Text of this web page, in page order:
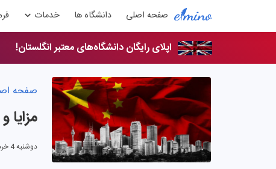
صفحه اصلی دانشگاه ها خدمات
اپلای رایگان دانشگاه‌های معتبر انگلستان!
صفحه
مزایا
دوشنبه 4 خرداد 1405